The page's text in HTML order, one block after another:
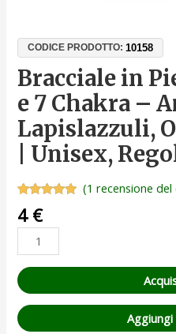
CODICE PRODOTTO:10158
Bracciale in
e 7 Chakra –
Lapislazzuli,
| Unisex,
5.00su 5
su base
recensioni
(1 recensione del
4 €